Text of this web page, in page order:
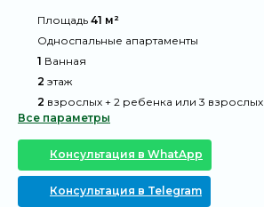
Площадь 41 м²
Односпальные апартаменты
1 Ванная
2 этаж
2 взрослых + 2 ребенка или 3 взрослых
Все параметры
Консультация в WhatApp
Консультация в Telegram